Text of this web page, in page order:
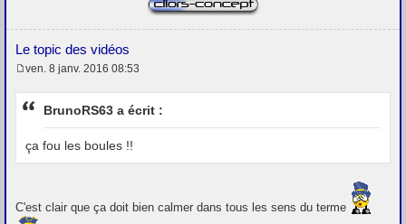
Le topic des vidéos
e
s
g
e
ven. 8 janv. 2016 08:53
BrunoRS63 a écrit :
ça fou les boules !!
C'est clair que ça doit bien calmer dans tous les sens du terme